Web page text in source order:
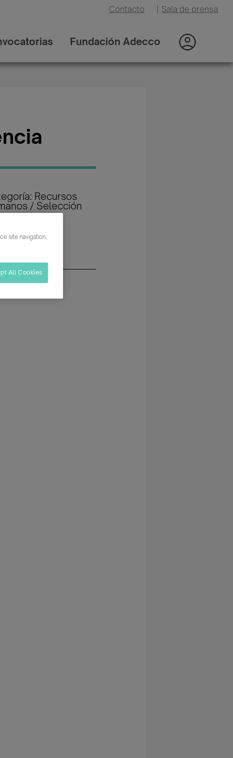
Contacto Sala de prensa
Fundación Adecco
Recursos
/ Selección
site navigation,
All Cookies